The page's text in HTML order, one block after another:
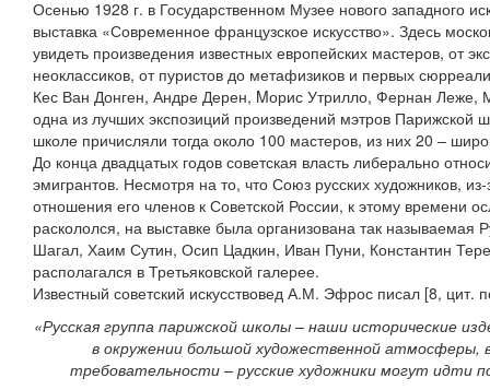
Осенью 1928 г. в Государственном Музее нового западного
выставка «Современное французское искусство». Здесь
увидеть произведения известных европейских мастеров, от
неоклассиков, от пуристов до метафизиков и первых
Кес Ван Донген, Андре Дерен, Mорис Утрилло, Фернан Леже,
одна из лучших экспозиций произведений мэтров
школе причисляли тогда около 100 мастеров, из них 20 –
До конца двадцатых годов советская власть либерально
эмигрантов. Несмотря на то, что Союз русских художников,
отношения его членов к Советской России, к этому времени
раскололся, на выставке была организована так называемая
Шагал, Хаим Сутин, Осип Цадкин, Иван Пуни, Константин
располагался в Третьяковской галерее.
Известный советский искусствовед А.М. Эфрос писал [8, цит.
«Русская группа парижской школы – наши исторические
в окружении большой художественной атмосферы,
требовательности – русские художники могут идти